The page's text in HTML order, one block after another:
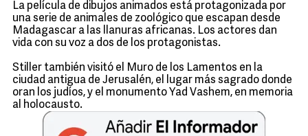
La película de dibujos animados está protagonizada por
una serie de animales de zoológico que escapan desde
Madagascar a las llanuras africanas. Los actores dan
vida con su voz a dos de los protagonistas.
Stiller también visitó el Muro de los Lamentos en la
ciudad antigua de Jerusalén, el lugar más sagrado donde
oran los judíos, y el monumento Yad Vashem, en memoria
al holocausto.